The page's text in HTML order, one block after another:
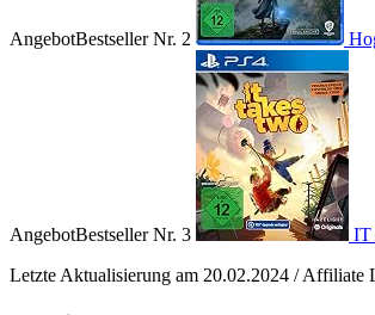
AngebotBestseller Nr. 2
AngebotBestseller Nr. 3 IT
Letzte Aktualisierung am 20.02.2024 /